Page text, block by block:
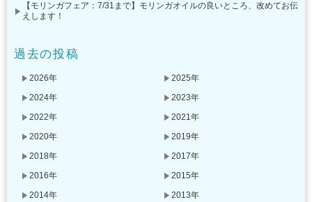
【モリンガフェア：7/31まで】モリンガオイルの良いところ、改めてお伝
えします！
過去の投稿
2026年
2025年
2024年
2023年
2022年
2021年
2020年
2019年
2018年
2017年
2016年
2015年
2014年
2013年